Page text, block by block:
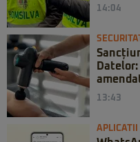
14:04
13:43
APLICATII